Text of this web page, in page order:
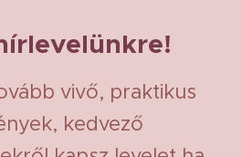
vivő, praktikus
kedvező